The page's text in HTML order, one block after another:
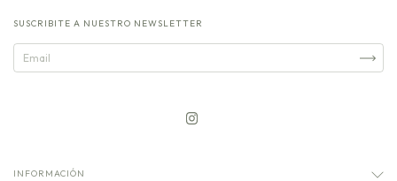
SUSCRIBITE A NUESTRO NEWSLETTER
INFORMACIÓN